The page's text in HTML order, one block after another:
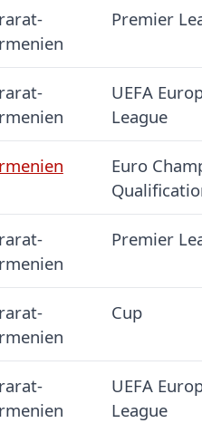
Premier
UEFA
League
Euro
Premier
Cup
UEFA
League